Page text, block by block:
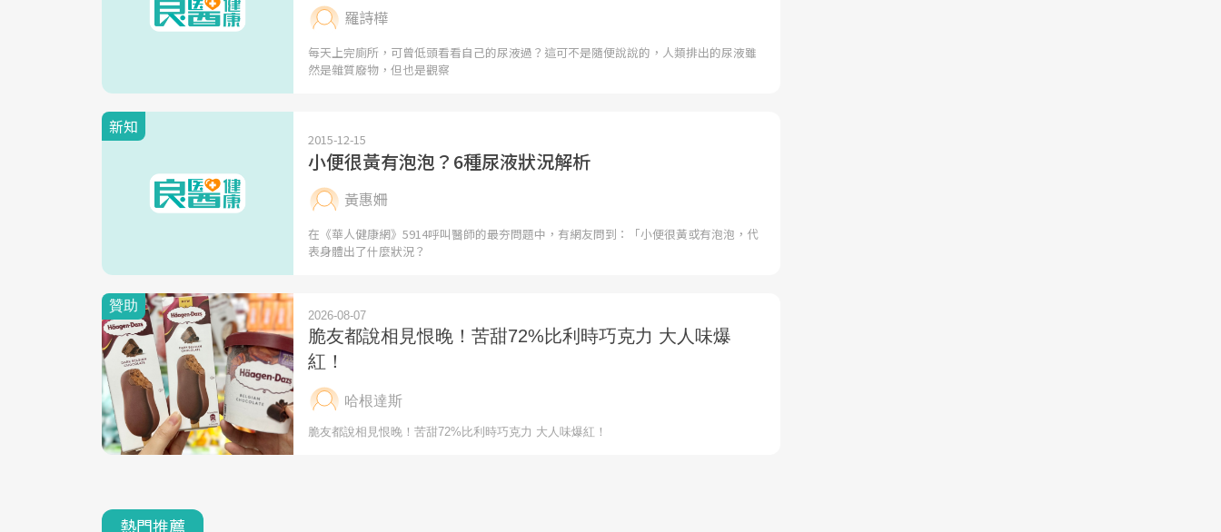
羅詩樺
每天上完廁所，可曾低頭看看自己的尿液過？這可不是隨便說說的，人類排出的尿液雖
然是雜質廢物，但也是觀察
新知
2015-12-15
小便很黃有泡泡？6種尿液狀況解析
黃惠姍
在《華人健康網》5914呼叫醫師的最夯問題中，有網友問到：「小便很黃或有泡泡，代
表身體出了什麼狀況？
熱門推薦